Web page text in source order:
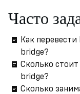
Часто
Как
bridge?
Сколько
bridge?
Сколько